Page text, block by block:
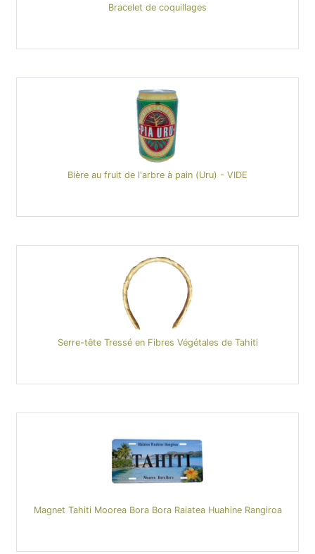
Bracelet de coquillages
Bière au fruit de l'arbre à pain (Uru) - VIDE
Serre-tête Tressé en Fibres Végétales de Tahiti
Magnet Tahiti Moorea Bora Bora Raiatea Huahine Rangiroa